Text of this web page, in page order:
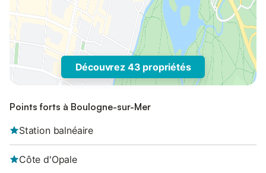
Découvrez 43 propriétés
Points forts à Boulogne-sur-Mer
Station balnéaire
Côte d'Opale